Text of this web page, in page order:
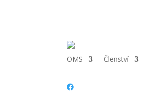
OMS Členství